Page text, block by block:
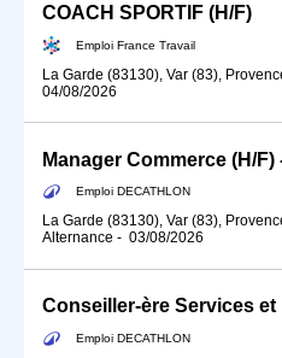
COACH SPORTIF (H/F)
Emploi France Travail
La Garde (83130), Var (83),
04/08/2026
Emploi DECATHLON
La Garde (83130), Var (83),
Alternance - 03/08/2026
Emploi DECATHLON